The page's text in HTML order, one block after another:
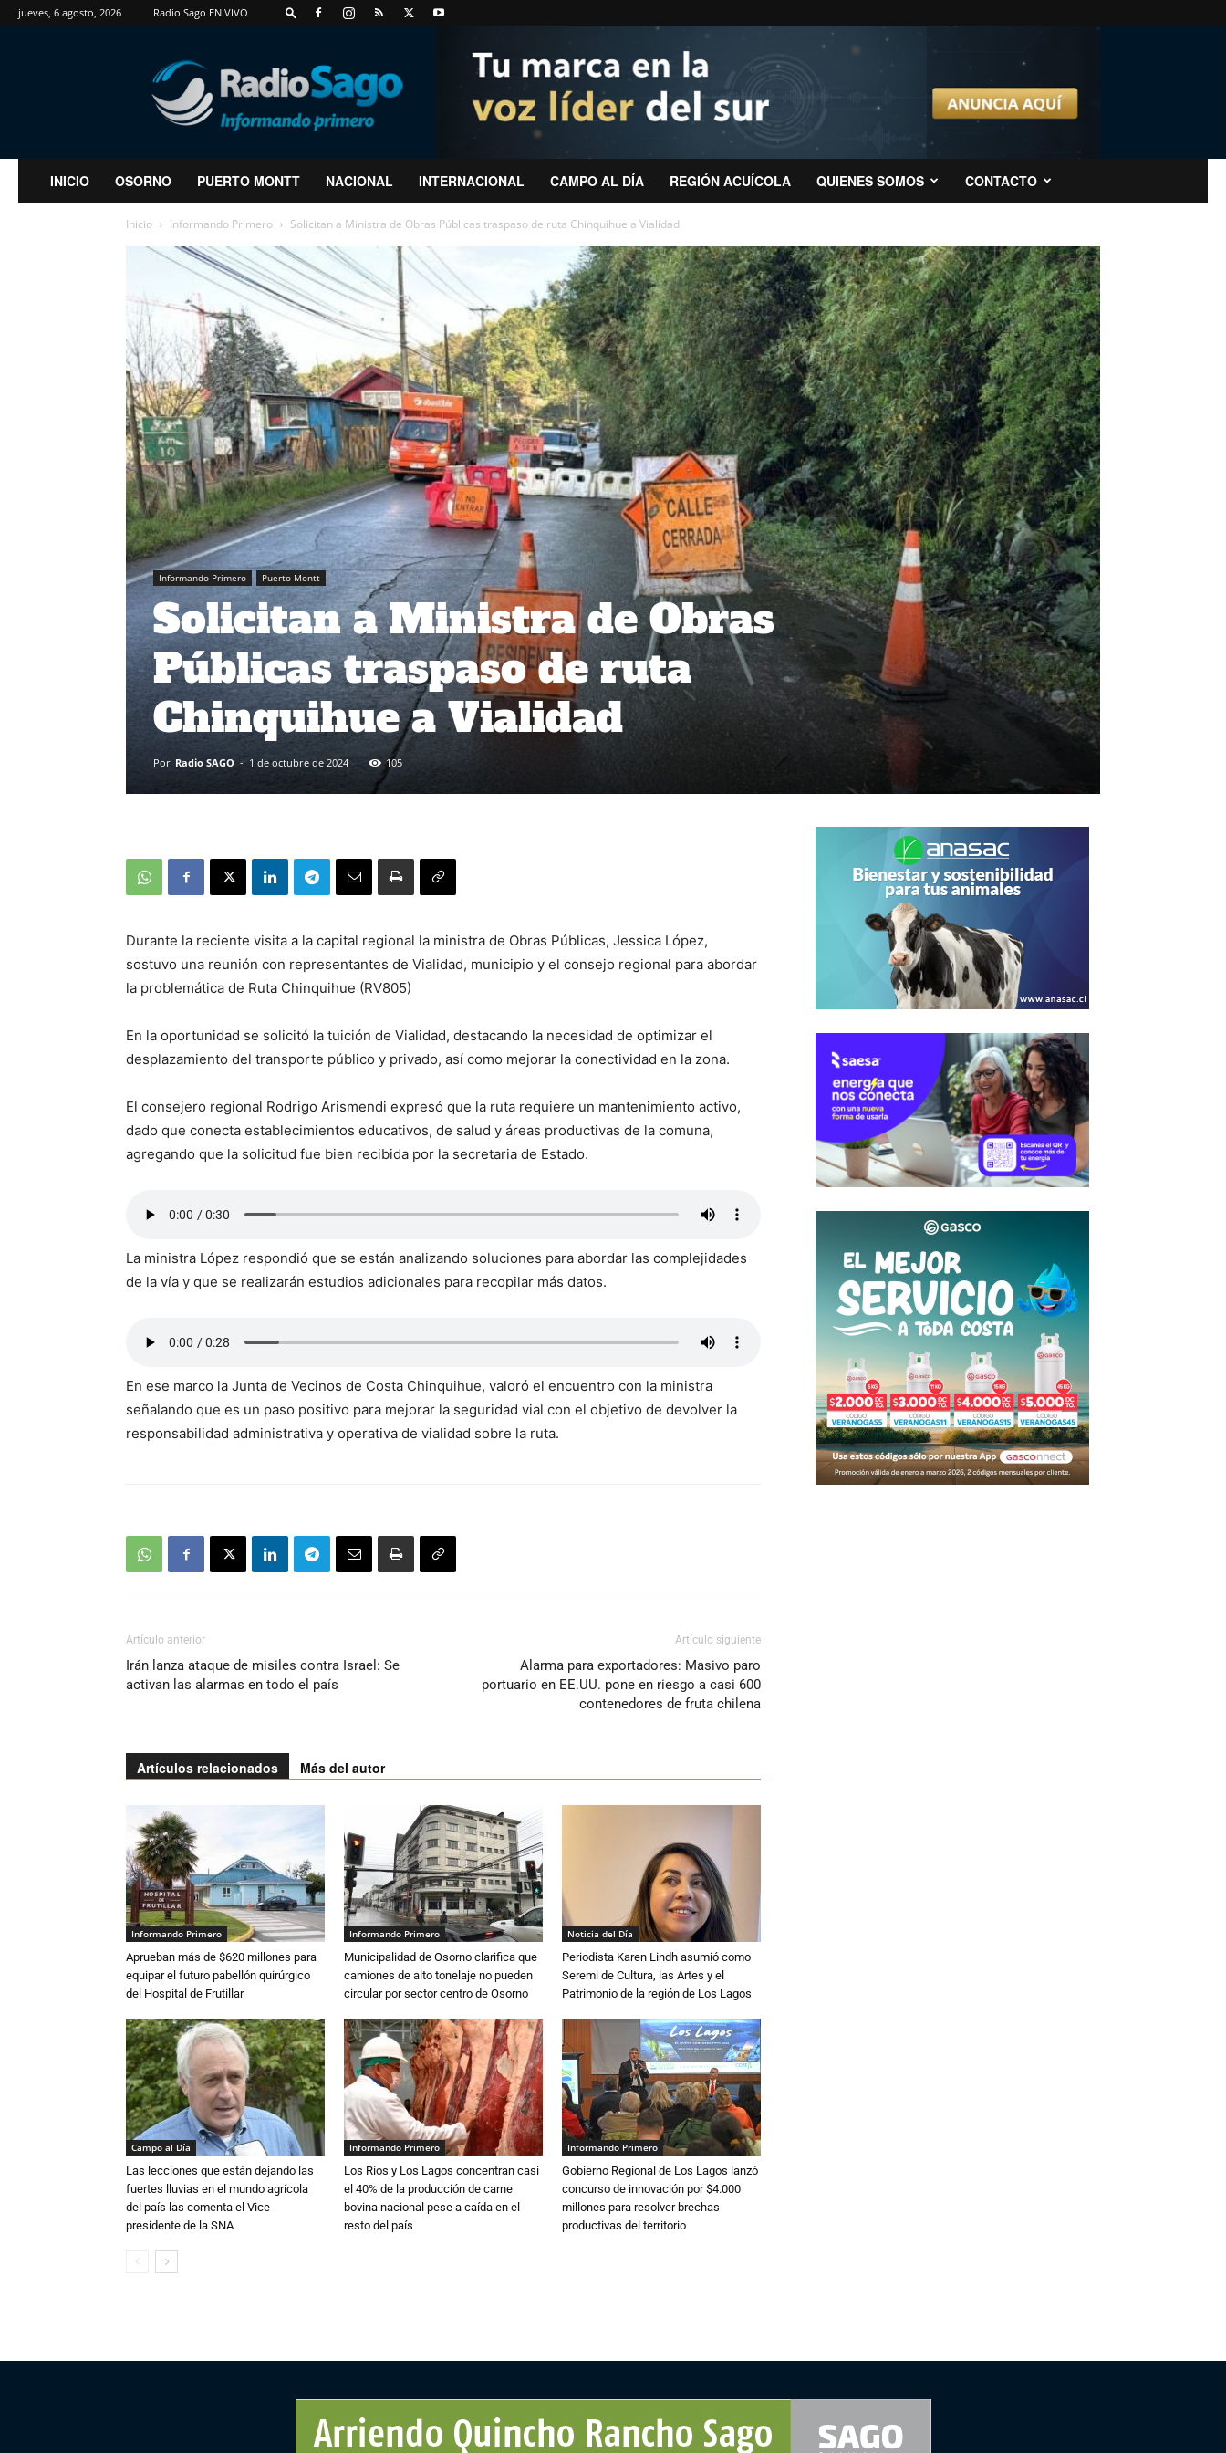
jueves, 6 agosto, 2026 Radio Sago EN VIVO
RadioSago
INICIO OSORNO PUERTO MONTT NACIONAL INTERNACIONAL CAMPO AL DÍA REGIÓN ACUÍCOLA QUIENES SOMOS CONTACTO
Inicio Informando Primero Solicitan a Ministra de Obras Públicas traspaso de ruta Chinquihue a Vialidad
Informando Primero Puerto Montt
Solicitan a Ministra de Obras
Públicas traspaso de ruta
Chinquihue a Vialidad
Por Radio SAGO - 1 de octubre de 2024 105
Durante la reciente visita a la capital regional la ministra de Obras Públicas, Jessica López,
sostuvo una reunión con representantes de Vialidad, municipio y el consejo regional para abordar
la problemática de Ruta Chinquihue (RV805)
En la oportunidad se solicitó la tuición de Vialidad, destacando la necesidad de optimizar el
desplazamiento del transporte público y privado, así como mejorar la conectividad en la zona.
El consejero regional Rodrigo Arismendi expresó que la ruta requiere un mantenimiento activo,
dado que conecta establecimientos educativos, de salud y áreas productivas de la comuna,
agregando que la solicitud fue bien recibida por la secretaria de Estado.
La ministra López respondió que se están analizando soluciones para abordar las complejidades
de la vía y que se realizarán estudios adicionales para recopilar más datos.
En ese marco la Junta de Vecinos de Costa Chinquihue, valoró el encuentro con la ministra
señalando que es un paso positivo para mejorar la seguridad vial con el objetivo de devolver la
responsabilidad administrativa y operativa de vialidad sobre la ruta.
Artículo anterior
Irán lanza ataque de misiles contra Israel: Se
activan las alarmas en todo el país
Artículo siguiente
Alarma para exportadores: Masivo paro
portuario en EE.UU. pone en riesgo a casi 600
contenedores de fruta chilena
Artículos relacionados Más del autor
Informando Primero
Aprueban más de $620 millones para
equipar el futuro pabellón quirúrgico
del Hospital de Frutillar
Informando Primero
Municipalidad de Osorno clarifica que
camiones de alto tonelaje no pueden
circular por sector centro de Osorno
Noticia del Día
Periodista Karen Lindh asumió como
Seremi de Cultura, las Artes y el
Patrimonio de la región de Los Lagos
Campo al Día
Las lecciones que están dejando las
fuertes lluvias en el mundo agrícola
del país las comenta el Vice-
presidente de la SNA
Informando Primero
Los Ríos y Los Lagos concentran casi
el 40% de la producción de carne
bovina nacional pese a caída en el
resto del país
Informando Primero
Gobierno Regional de Los Lagos lanzó
concurso de innovación por $4.000
millones para resolver brechas
productivas del territorio